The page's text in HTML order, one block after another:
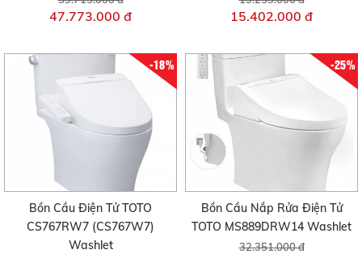
47.773.000 đ 15.402.000 đ
-18%
Bồn Cầu Điện Tử TOTO
CS767RW7 (CS767W7)
Washlet
-25%
Bồn Cầu Nắp Rửa Điện Tử
TOTO MS889DRW14 Washlet
32.351.000 đ